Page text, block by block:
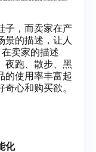
子，而卖家在产
景的描述，让人
卖家的描述
夜跑、散步、黑
的使用率丰富起
心和购买欲。
化